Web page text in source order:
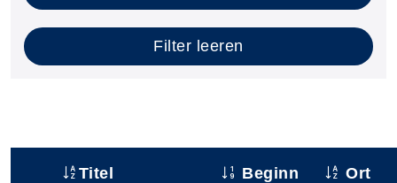
Filter leeren
Titel Beginn Ort